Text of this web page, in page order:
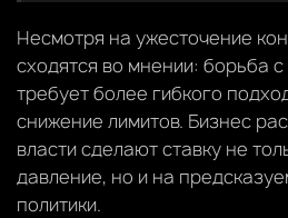
Несмотря на ужесточение
сходятся во мнении: борьба
требует более гибкого
снижение лимитов. Бизнес
власти сделают ставку не
давление, но и на
политики.